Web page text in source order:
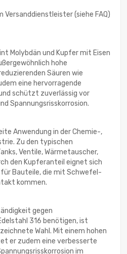
Versanddienstleister (siehe FAQ)
Molybdän und Kupfer mit Eisen
hohe
Säuren wie
eine hervorragende
schützt zuverlässig vor
Spannungsrisskorrosion.
Anwendung in der Chemie-,
Zu den typischen
Ventile, Wärmetauscher,
den Kupferanteil eignet sich
Bauteile, die mit Schwefel-
kommen.
gegen
316 benötigen, ist
Wahl. Mit einem hohen
er zudem eine verbesserte
im